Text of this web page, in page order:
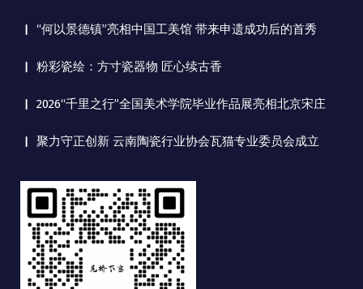
“何以景德镇”亮相中国工美馆 带来申遗成功后的首秀
粉彩瓷绘：方寸瓷器物 匠心续古香
2026“千里之行”全国美术学院毕业作品展亮相北京宋庄
聚力守正创新 云南陶瓷行业协会瓦猫专业委员会成立